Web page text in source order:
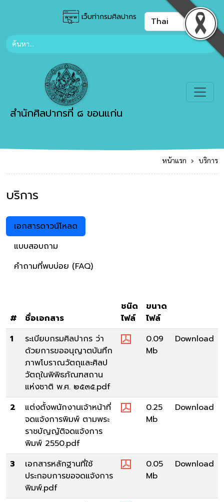
เว็บท่ากรมศิลปากร
สำนักศิลปากรที่ ๘ ขอนแก่น
หน้าแรก บริการ
บริการ
เอกสารดาวน์โหลด
แบบสอบถาม
คำถามที่พบบ่อย (FAQ)
# ชื่อเอกสาร
ชนิด
ไฟล์
ขนาด
ไฟล์
1
ระเบียบกรมศิลปากร ว่า
ด้วยการขออนุญาตบันทึก
ภาพโบราณวัตถุและศิลป
วัตถุในพิพิธภัณฑสถาน
แห่งชาติ พ.ศ. ๒๕๓๕.pdf
0.09
Mb
Download
2
แต่งตั้งพนักงานเจ้าหน้าที่
จดแจ้งการพิมพ์ ตามพระ
ราชบัญญัติจดแจ้งการ
พิมพ์ 2550.pdf
0.25
Mb
Download
3
เอกสารหลักฐานที่ใช้
ประกอบการขอจดแจ้งการ
พิมพ์.pdf
0.05
Mb
Download